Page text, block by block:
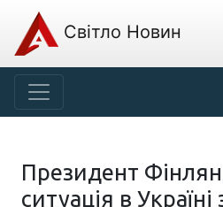
Світло Новин
Президент
ситуація в